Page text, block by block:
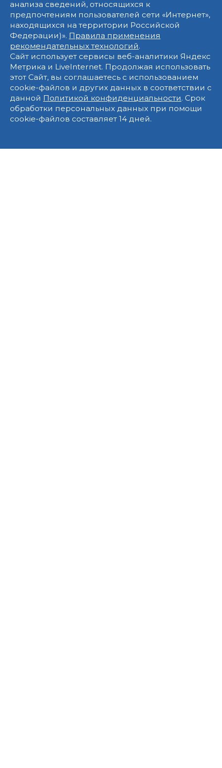
анализа сведений, относящихся к
предпочтениям пользователей сети «Интернет»,
находящихся на территории Российской
Федерации)». Правила применения
рекомендательных технологий.
Сайт использует сервисы веб-аналитики Яндекс
Метрика и LiveInternet. Продолжая использовать
этот Сайт, вы соглашаетесь с использованием
cookie-файлов и других данных в соответствии с
данной Политикой конфиденциальности. Срок
обработки персональных данных при помощи
cookie-файлов составляет 14 дней.